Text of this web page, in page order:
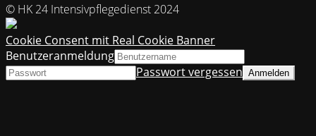
© HK 24 Intensivpflegedienst 2024
Cookie Consent mit Real Cookie Banner
Benutzeranmeldung
Passwort vergessen